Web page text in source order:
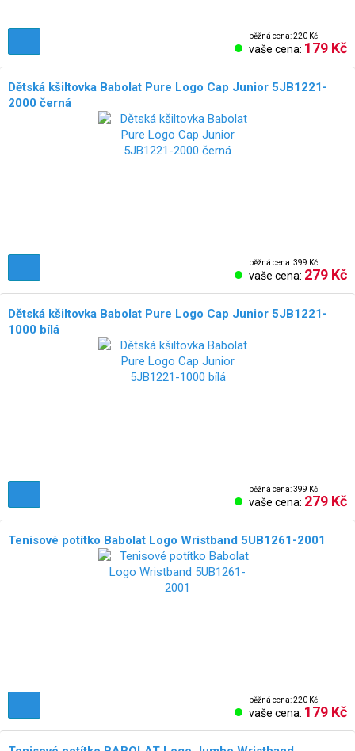
běžná cena: 220 Kč
vaše cena: 179 Kč
Dětská kšiltovka Babolat Pure Logo Cap Junior 5JB1221-
2000 černá
běžná cena: 399 Kč
vaše cena: 279 Kč
Dětská kšiltovka Babolat Pure Logo Cap Junior 5JB1221-
1000 bílá
běžná cena: 399 Kč
vaše cena: 279 Kč
Tenisové potítko Babolat Logo Wristband 5UB1261-2001
běžná cena: 220 Kč
vaše cena: 179 Kč